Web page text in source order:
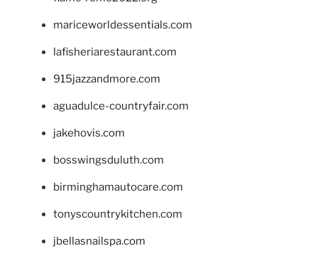
mariceworldessentials.com
lafisheriarestaurant.com
915jazzandmore.com
aguadulce-countryfair.com
jakehovis.com
bosswingsduluth.com
birminghamautocare.com
tonyscountrykitchen.com
jbellasnailspa.com